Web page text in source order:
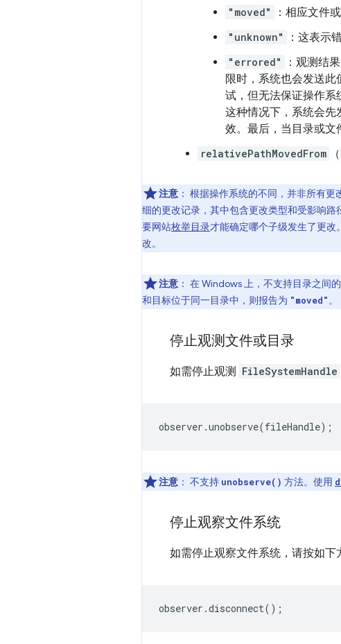
"moved" ：相应文件
"unknown" ：这表示
"errored" ：观测结
限时，系统也会发送
试，但无法保证操作系
这种情况下，系统会先
效。最后，当目录或文
relativePathMovedFrom （
注意 ： 根据操作系统的不同，并非所有更
细的更改记录，其中包含更改类型和受影响
要网站枚举目录才能确定哪个子级发生了更改
改。
注意 ： 在 Windows 上，不支持目录之间的
和目标位于同一目录中，则报告为 "moved"。
停止观测文件或目录
如需停止观测 FileSystemHandle
observer .unobserve(fileHandle);
注意 ： 不支持 unobserve() 方法。使用
停止观察文件系统
如需停止观察文件系统，请按如下
observer .disconnect();